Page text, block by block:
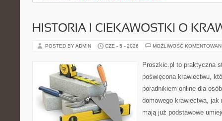
HISTORIA I CIEKAWOSTKI O
POSTED BY ADMIN CZE - 5 - 2026 MOŻLIWOŚĆ
Proszkic.pl to praktyczna
poświęcona krawiectwu,
poradnikiem online dla
domowego krawiectwa,
mają już podstawowe